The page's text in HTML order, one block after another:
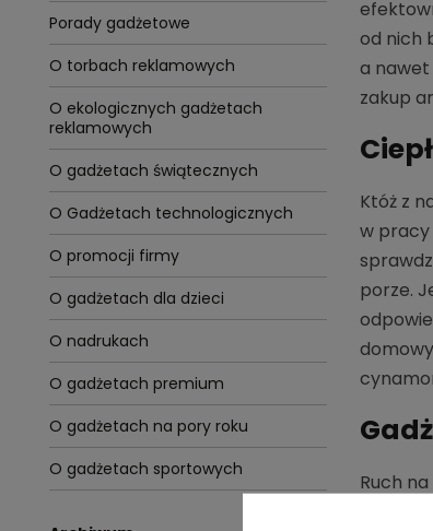
Porady gadżetowe
O torbach reklamowych
O ekologicznych gadżetach
reklamowych
O gadżetach świątecznych
O Gadżetach technologicznych
O promocji firmy
O gadżetach dla dzieci
O nadrukach
O gadżetach premium
O gadżetach na pory roku
O gadżetach sportowych
od nich
a nawet
zakup
Któż z
w pracy
porze.
Ruch